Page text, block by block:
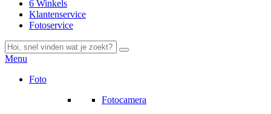
6 Winkels
Klantenservice
Fotoservice
Menu
Foto
Fotocamera